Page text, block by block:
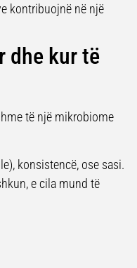
kontribuojnë në një
dhe kur të
të një mikrobiome
konsistencë, ose sasi.
e cila mund të